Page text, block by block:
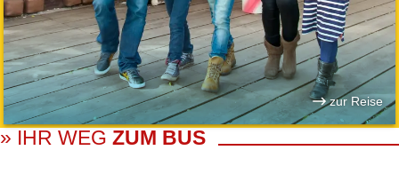
zur Reise
» IHR WEG ZUM BUS